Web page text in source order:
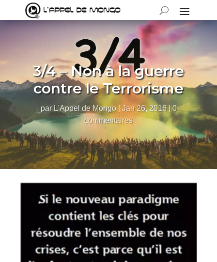
3/4 – Non à la guerre
contre le Terrorisme
par L'Appel de Mongo| Jan 26, 2016|0
commentaires